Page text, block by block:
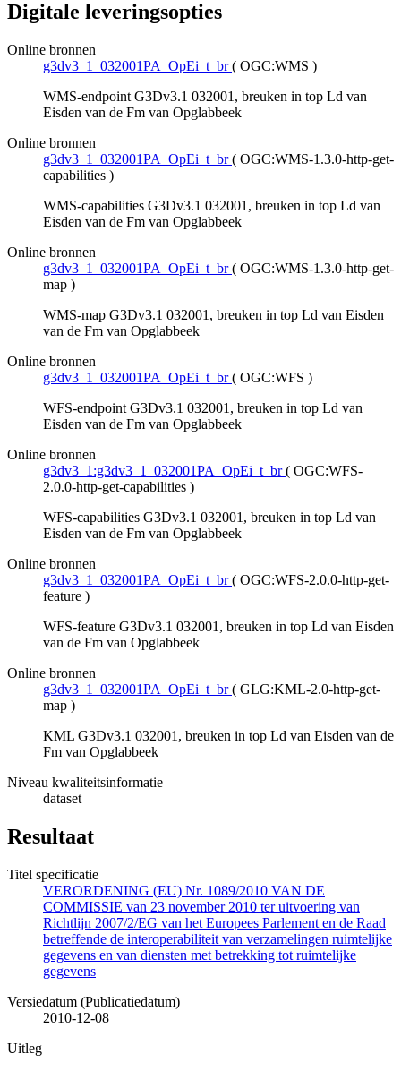
Digitale leveringsopties
Online bronnen
g3dv3_1_032001PA_OpEi_t_br ( OGC:WMS )
WMS-endpoint G3Dv3.1 032001, breuken in top Ld van
Eisden van de Fm van Opglabbeek
Online bronnen
g3dv3_1_032001PA_OpEi_t_br ( OGC:WMS-1.3.0-http-get-
capabilities )
WMS-capabilities G3Dv3.1 032001, breuken in top Ld van
Eisden van de Fm van Opglabbeek
Online bronnen
g3dv3_1_032001PA_OpEi_t_br ( OGC:WMS-1.3.0-http-get-
map )
WMS-map G3Dv3.1 032001, breuken in top Ld van Eisden
van de Fm van Opglabbeek
Online bronnen
g3dv3_1_032001PA_OpEi_t_br ( OGC:WFS )
WFS-endpoint G3Dv3.1 032001, breuken in top Ld van
Eisden van de Fm van Opglabbeek
Online bronnen
g3dv3_1:g3dv3_1_032001PA_OpEi_t_br ( OGC:WFS-
2.0.0-http-get-capabilities )
WFS-capabilities G3Dv3.1 032001, breuken in top Ld van
Eisden van de Fm van Opglabbeek
Online bronnen
g3dv3_1_032001PA_OpEi_t_br ( OGC:WFS-2.0.0-http-get-
feature )
WFS-feature G3Dv3.1 032001, breuken in top Ld van Eisden
van de Fm van Opglabbeek
Online bronnen
g3dv3_1_032001PA_OpEi_t_br ( GLG:KML-2.0-http-get-
map )
KML G3Dv3.1 032001, breuken in top Ld van Eisden van de
Fm van Opglabbeek
Niveau kwaliteitsinformatie
dataset
Resultaat
Titel specificatie
VERORDENING (EU) Nr. 1089/2010 VAN DE
COMMISSIE van 23 november 2010 ter uitvoering van
Richtlijn 2007/2/EG van het Europees Parlement en de Raad
betreffende de interoperabiliteit van verzamelingen ruimtelijke
gegevens en van diensten met betrekking tot ruimtelijke
gegevens
Versiedatum (Publicatiedatum)
2010-12-08
Uitleg